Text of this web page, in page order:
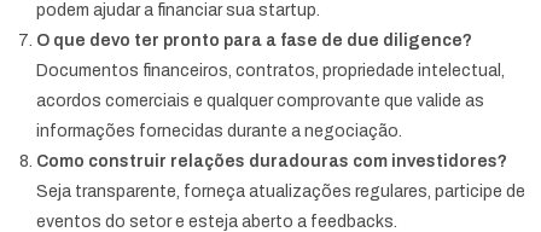
podem ajudar a financiar sua startup.
O que devo ter pronto para a fase de due diligence?
Documentos financeiros, contratos, propriedade intelectual,
acordos comerciais e qualquer comprovante que valide as
informações fornecidas durante a negociação.
Como construir relações duradouras com investidores?
Seja transparente, forneça atualizações regulares, participe de
eventos do setor e esteja aberto a feedbacks.